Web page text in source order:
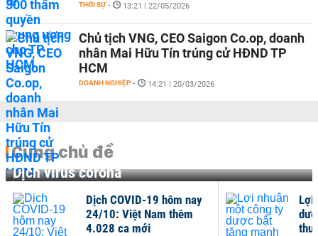
THỜI SỰ - 13:21 | 22/05/2026
Chủ tịch VNG, CEO Saigon Co.op, doanh
nhân Mai Hữu Tín trúng cử HĐND TP
HCM
DOANH NGHIỆP - 14:21 | 20/03/2026
Cùng chủ đề
Dịch virus corona
Dịch COVID-19 hôm nay
24/10: Việt Nam thêm
4.028 ca mới
Lợi